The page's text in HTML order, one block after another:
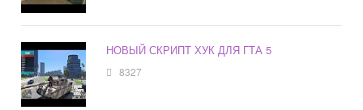
НОВЫЙ СКРИПТ ХУК ДЛЯ ГТА 5
8327